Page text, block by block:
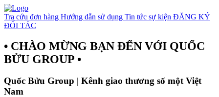
Tra cứu đơn hàng Hướng dẫn sử dụng Tin tức sự kiện ĐĂNG KÝ
ĐỐI TÁC
• CHÀO MỪNG BẠN ĐẾN VỚI QUỐC
BỬU GROUP •
Quốc Bửu Group | Kênh giao thương số một Việt
Nam